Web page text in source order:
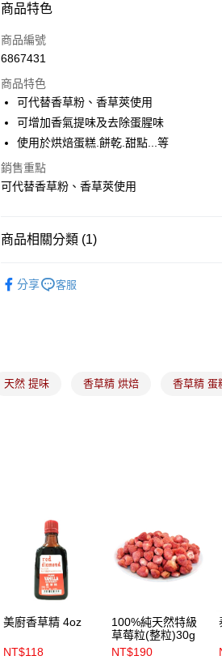
付款方式
信用卡一次付款
Apple Pay
悠遊付
全盈+PAY
商品特色
商品編號
6867431
商品特色
可代替香草粉、香草莢使用
可增加香氣提味及去除蛋腥味
使用於烘焙蛋糕.餅乾.甜點...等
銷售重點
可代替香草粉、香草莢使用
商品相關分類 (1)
分享
客服
天然 提味 香草精 烘焙 香草精 蛋
美廚香草精 4oz
NT$118
100%純天然特級
草莓粒(整粒)30g
NT$190